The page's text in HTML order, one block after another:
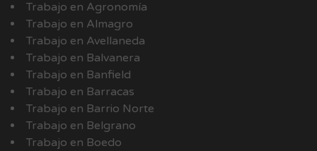
Trabajo en Agronomía
Trabajo en Almagro
Trabajo en Avellaneda
Trabajo en Balvanera
Trabajo en Banfield
Trabajo en Barracas
Trabajo en Barrio Norte
Trabajo en Belgrano
Trabajo en Boedo